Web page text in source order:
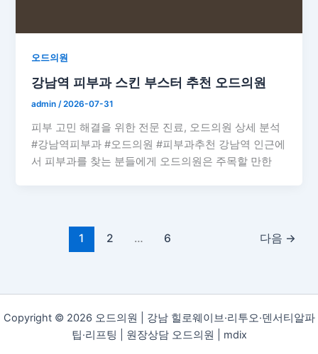
오드의원
강남역 피부과 스킨 부스터 추천 오드의원
admin/2026-07-31
피부 고민 해결을 위한 전문 진료, 오드의원 상세 분석
#강남역피부과 #오드의원 #피부과추천 강남역 인근에
서 피부과를 찾는 분들에게 오드의원은 주목할 만한
1 2 … 6 다음 →
Copyright © 2026 오드의원 | 강남 힐로웨이브·리투오·덴서티알파
팁·리프팅 | 원장상담 오드의원 | mdix